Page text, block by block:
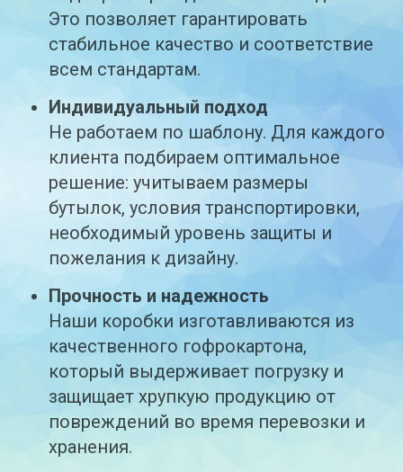
Это позволяет гарантировать
стабильное качество и соответствие
всем стандартам.
Индивидуальный подход
Не работаем по шаблону. Для каждого
клиента подбираем оптимальное
решение: учитываем размеры
бутылок, условия транспортировки,
необходимый уровень защиты и
пожелания к дизайну.
Прочность и надежность
Наши коробки изготавливаются из
качественного гофрокартона,
который выдерживает погрузку и
защищает хрупкую продукцию от
повреждений во время перевозки и
хранения.